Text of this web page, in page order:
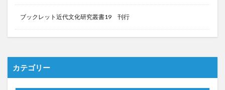
ブックレット近代文化研究叢書19 刊行
カテゴリー